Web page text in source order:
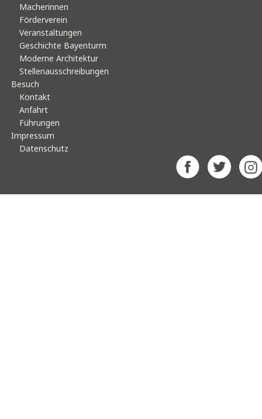
Macherinnen
Förderverein
Veranstaltungen
Geschichte Bayenturm
Moderne Architektur
Stellenausschreibungen
Besuch
Kontakt
Anfahrt
Führungen
Impressum
Datenschutz